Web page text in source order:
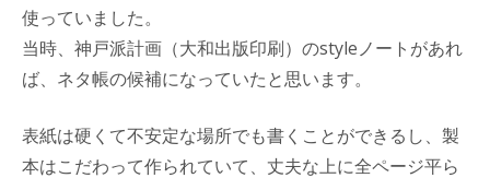
使っていました。
当時、神戸派計画（大和出版印刷）のstyleノートがあれ
ば、ネタ帳の候補になっていたと思います。
表紙は硬くて不安定な場所でも書くことができるし、製
本はこだわって作られていて、丈夫な上に全ページ平ら